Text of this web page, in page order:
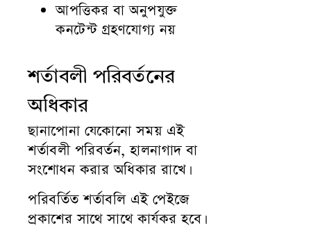
আপত্তিকর বা অনুপযুক্ত
কনটেন্ট গ্রহণযোগ্য নয়
শর্তাবলী পরিবর্তনের
অধিকার
ছানাপোনা যেকোনো সময় এই
শর্তাবলী পরিবর্তন, হালনাগাদ বা
সংশোধন করার অধিকার রাখে।
পরিবর্তিত শর্তাবলি এই পেইজে
প্রকাশের সাথে সাথে কার্যকর হবে।